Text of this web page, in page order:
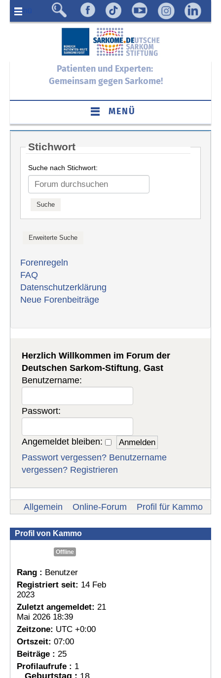
Menü
Patienten und Experten:
Gemeinsam gegen Sarkome!
MENÜ
Stichwort
Suche nach Stichwort:
Forenregeln
FAQ
Datenschutzerklärung
Neue Forenbeiträge
Herzlich Willkommen im Forum der
Deutschen Sarkom-Stiftung,Gast
Benutzername:
Passwort:
Angemeldet bleiben:
Passwort vergessen? Benutzername
vergessen? Registrieren
Allgemein Online-Forum Profil für Kammo
Profil von Kammo
Offline
Rang : Benutzer
Registriert seit: 14 Feb
2023
Zuletzt angemeldet: 21
Mai 2026 18:39
Zeitzone: UTC +0:00
Ortszeit: 07:00
Beiträge : 25
Profilaufrufe : 1